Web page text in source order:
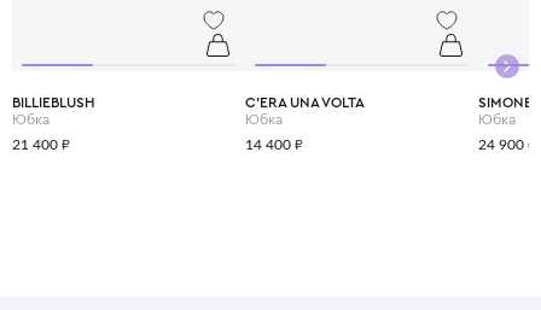
BILLIEBLUSH
Юбка
21 400 ₽
C'ERA UNA VOLTA
Юбка
14 400 ₽
Юбка
24 900 ₽